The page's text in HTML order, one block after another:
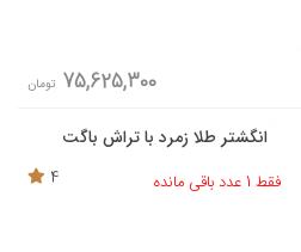
75,625,300 تومان
انگشتر طلا زمرد با تراش باگت
فقط 1 عدد باقی مانده
4